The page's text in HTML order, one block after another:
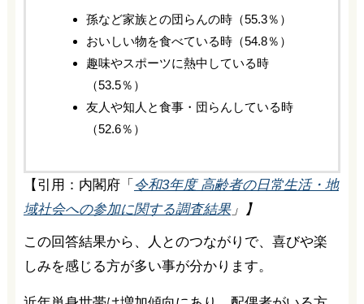
孫など家族との団らんの時（55.3％）
おいしい物を食べている時（54.8％）
趣味やスポーツに熱中している時
（53.5％）
友人や知人と食事・団らんしている時
（52.6％）
【引用：内閣府「 令和3年度 高齢者の日常生活・地
域社会への参加に関する調査結果」】
この回答結果から、人とのつながりで、喜びや楽
しみを感じる方が多い事が分かります。